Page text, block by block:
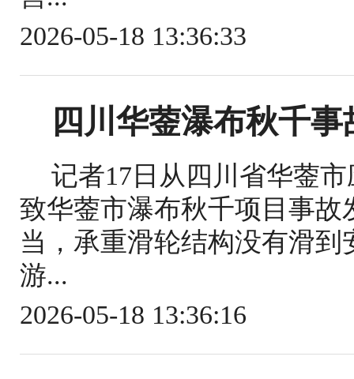
2026-05-18 13:36:33
四川华蓥瀑布秋千
记者17日从四川省华蓥
致华蓥市瀑布秋千项目事
当，承重滑轮结构没有滑
游...
2026-05-18 13:36:16